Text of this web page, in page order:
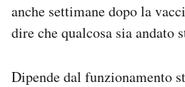
Esci
anche settimane dopo la
dire che qualcosa sia andato
Dipende dal funzionamento